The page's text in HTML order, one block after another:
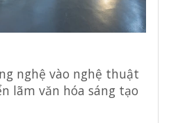
nghệ vào nghệ thuật
lãm văn hóa sáng tạo